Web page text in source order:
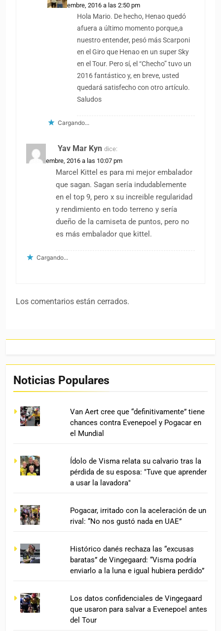
21 noviembre, 2016 a las 2:50 pm
Hola Mario. De hecho, Henao quedó
afuera a último momento porque,a
nuestro entender, pesó más Scarponi
en el Giro que Henao en un super Sky
en el Tour. Pero sí, el “Checho” tuvo un
2016 fantástico y, en breve, usted
quedará satisfecho con otro artículo.
Saludos
Cargando...
Yav Mar Kyn dice:
30 noviembre, 2016 a las 10:07 pm
Marcel Kittel es para mi mejor embalador
que sagan. Sagan sería indudablemente
en el top 9, pero x su increible regularidad
y rendimiento en todo terreno y sería
dueño de la camiseta de puntos, pero no
es más embalador que kittel.
Cargando...
Los comentarios están cerrados.
Noticias Populares
Van Aert cree que “definitivamente” tiene
chances contra Evenepoel y Pogacar en
el Mundial
Ídolo de Visma relata su calvario tras la
pérdida de su esposa: "Tuve que aprender
a usar la lavadora"
Pogacar, irritado con la aceleración de un
rival: “No nos gustó nada en UAE”
Histórico danés rechaza las “excusas
baratas” de Vingegaard: “Visma podría
enviarlo a la luna e igual hubiera perdido”
Los datos confidenciales de Vingegaard
que usaron para salvar a Evenepoel antes
del Tour